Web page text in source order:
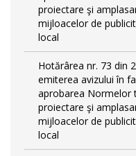
proiectare şi
mijloacelor de
local
Hotărârea nr. 73 din
emiterea avizului în
aprobarea Normelor
proiectare şi
mijloacelor de
local